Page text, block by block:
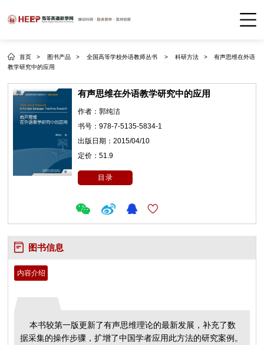
首页 > 图书产品 > 全国高等学校外语教师丛书 > 科研方法 >
有声思维在外语
教学研究中的应用
有声思维在外语教学研究中的应用
作者：郭纯洁
书号：978-7-5135-5834-1
出版日期：2015/04/10
定价：51.9
目录
图书信息
内容介绍
本书较第一版更新了有声思维理论的最新发展，补充了数
据采集的操作步骤，扩增了中国学者应用此方法的研究案例。